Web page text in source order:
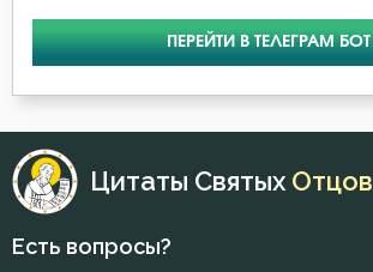
ПЕРЕЙТИ В ТЕЛЕГРАМ БОТ
Цитаты Святых Отцов
Есть вопросы?